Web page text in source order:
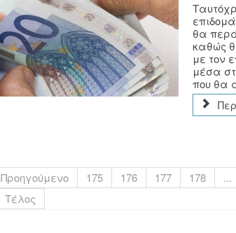
θα
καθώς
με τον
μέσα
που θα
Προηγούμενο 175 176 177 178 ...
Τέλος